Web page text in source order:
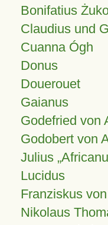
Bonifatius
Claudius und
Cuanna Ógh
Donus
Douerouet
Gaianus
Godefried von
Godobert von
Julius
Lucidus
Franziskus
Nikolaus